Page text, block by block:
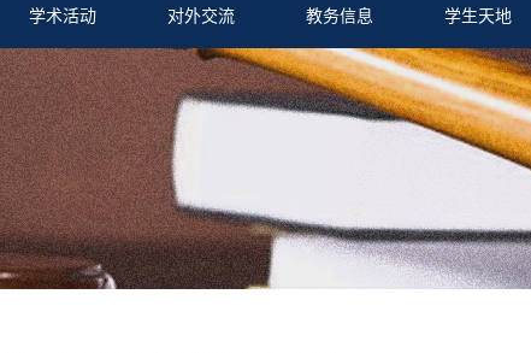
学术活动 对外交流 教务信息 学生天地